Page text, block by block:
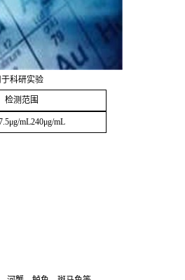
科研实验
检测范围
7.5μg/mL240μg/mL